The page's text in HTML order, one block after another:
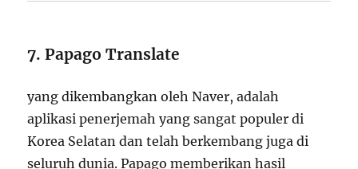
7. Papago Translate
yang dikembangkan oleh Naver, adalah
aplikasi penerjemah yang sangat populer di
Korea Selatan dan telah berkembang juga di
seluruh dunia. Papago memberikan hasil